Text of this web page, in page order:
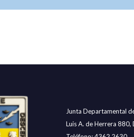
Junta Departamental
Luis A. de Herrera 880,